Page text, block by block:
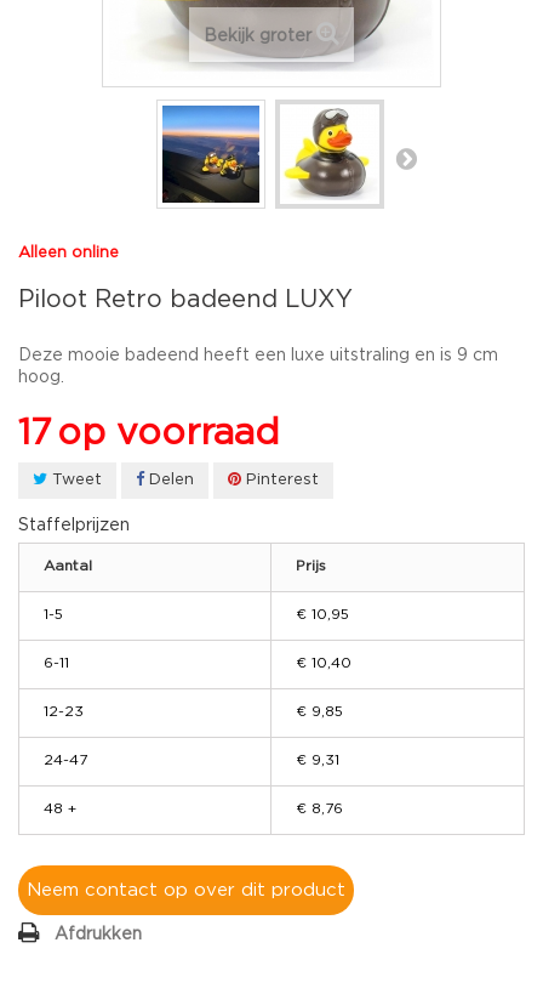
Bekijk groter
Alleen online
Piloot Retro badeend LUXY
Deze mooie badeend heeft een luxe uitstraling en is 9 cm
hoog.
17 op voorraad
Tweet Delen Pinterest
Staffelprijzen
Aantal Prijs
1-5 € 10,95
6-11 € 10,40
12-23 € 9,85
24-47 € 9,31
48 + € 8,76
Neem contact op over dit product
Afdrukken